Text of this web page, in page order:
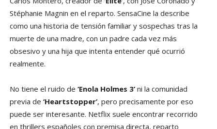
Stéphanie Magnin en el reparto. SensaCine la describe
como una historia de tensión familiar y sospechas tras la
muerte de una madre, con un padre cada vez más
obsesivo y una hija que intenta entender qué ocurrió
realmente.
No tiene el ruido de ‘Enola Holmes 3’ ni la comunidad
previa de ‘Heartstopper’, pero precisamente por eso
puede ser interesante. Netflix suele encontrar recorrido
en thrillers españoles con premisa directa, reparto